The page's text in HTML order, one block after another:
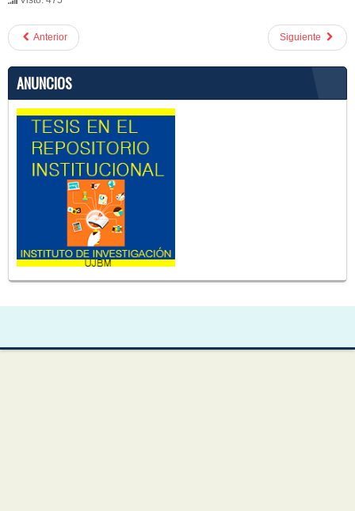
Anterior Siguiente
ANUNCIOS